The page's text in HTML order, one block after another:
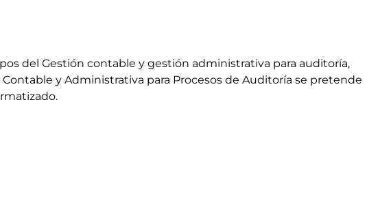
del Gestión contable y gestión administrativa para auditoría,
y Administrativa para Procesos de Auditoría se pretende